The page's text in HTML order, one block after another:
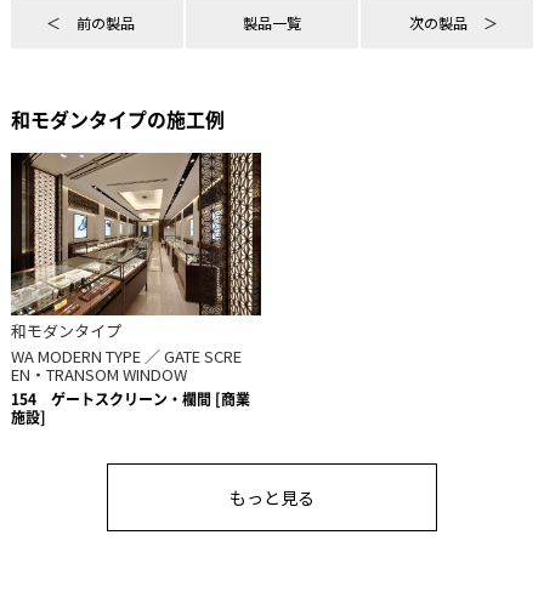
前の製品 製品一覧 次の製品
和モダンタイプの施工例
和モダンタイプ
WA MODERN TYPE ／ GATE SCRE
EN・TRANSOM WINDOW
154
ゲートスクリーン・欄間 [商業
施設]
もっと見る